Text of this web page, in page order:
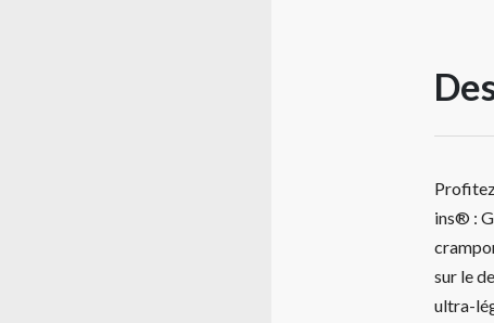
ins® :
sur le
ultra-